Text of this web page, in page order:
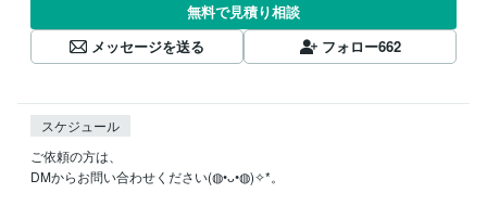
無料で見積り相談
メッセージを送る
フォロー662
スケジュール
ご依頼の方は、
DMからお問い合わせください(◍•ᴗ•◍)✧*。